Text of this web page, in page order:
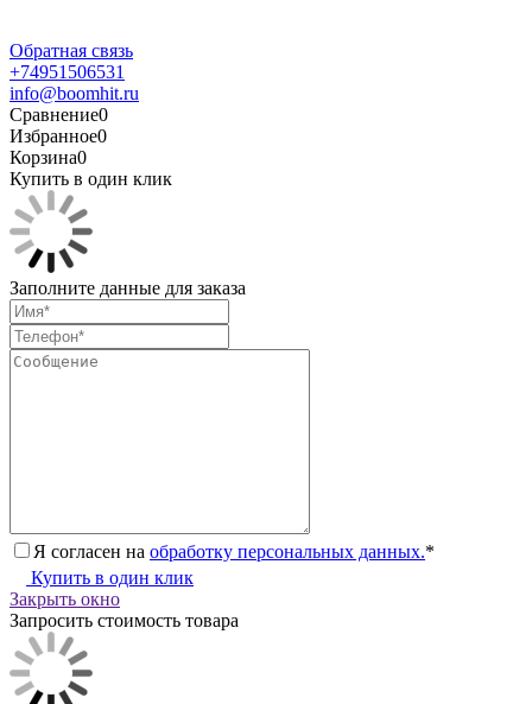
Обратная связь
+74951506531
info@boomhit.ru
Сравнение0
Избранное0
Корзина0
Купить в один клик
Заполните данные для заказа
Я согласен на обработку персональных данных.*
Купить в один клик
Закрыть окно
Запросить стоимость товара